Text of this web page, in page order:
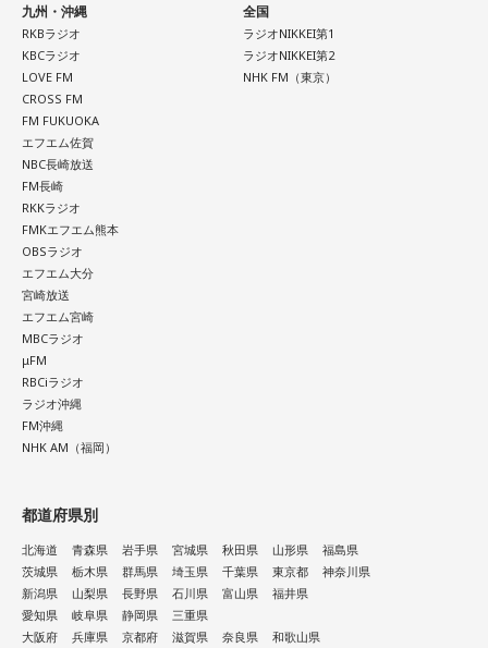
九州・沖縄
RKBラジオ
KBCラジオ
LOVE FM
CROSS FM
FM FUKUOKA
エフエム佐賀
NBC長崎放送
FM長崎
RKKラジオ
FMKエフエム熊本
OBSラジオ
エフエム大分
宮崎放送
エフエム宮崎
MBCラジオ
μFM
RBCiラジオ
ラジオ沖縄
FM沖縄
NHK AM（福岡）
全国
ラジオNIKKEI第1
ラジオNIKKEI第2
NHK FM（東京）
都道府県別
北海道 青森県 岩手県 宮城県 秋田県 山形県
福島県
茨城県
栃木県 群馬県 埼玉県 千葉県 東京都
神奈川県
新潟県
山梨県 長野県 石川県 富山県
福井県
愛知県
岐阜県 静岡県
三重県
大阪府
兵庫県 京都府 滋賀県 奈良県 和歌山県